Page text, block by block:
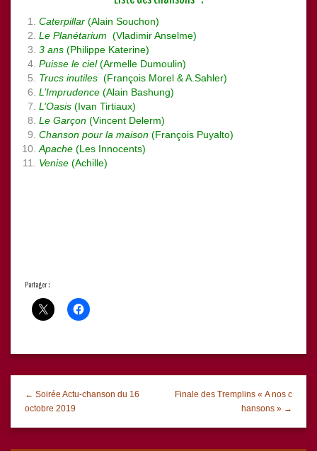
Caterpillar (Alain Souchon)
Le Planétarium (Vladimir Anselme)
3 ans (Philippe Katerine)
Puisse le ciel(Armelle Dumoulin)
Trucs inutiles (François Morel & A.Sahler)
L’Imprudence (Alain Bashung)
L’Oasis (Ivan Tirtiaux)
Le Garçon (Vincent Delerm)
Chanson pour la maison (François Puyalto)
Apache (Les Innocents)
Venise (Achille)
Partager :
← Soirée Actu-chanson du 16
octobre 2019
Finale des Tremplins « A nos c
hansons » →